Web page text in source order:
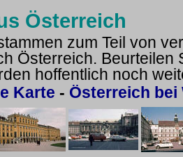
Österreich
zum Teil von
Österreich. Beurteilen
hoffentlich noch
Karte - Österreich bei